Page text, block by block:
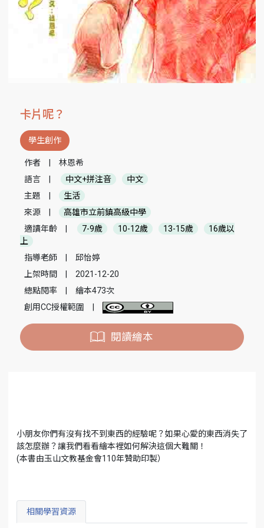
卡片呢？
學生創作
作者
林恩希
語言
中文+拼注音
中文
主題
生活
來源
高雄市立前鎮高級中學
適讀年齡
7-9歲 10-12歲 13-15歲
16歲以
上
指導老師
邱怡婷
上架時間
2021-12-20
總點閱率
繪本473次
創用CC授權範圍
閱讀繪本
小朋友你們有沒有找不到東西的經驗呢？如果心愛的東西消失了
該怎麼辦？讓我們看看繪本裡如何解決這個大難關！
(本書由玉山文教基金會110年贊助印製）
相關學習資源